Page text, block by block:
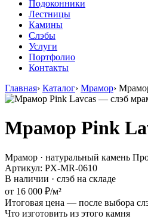
Подоконники
Лестницы
Камины
Слэбы
Услуги
Портфолио
Контакты
Главная› Каталог› Мрамор›
Мрамор Pink
Мрамор · натуральный камень
Артикул: PX-MR-0610
В наличии · слэб на складе
от 16 000 ₽/м²
Итоговая цена — после выбора
Что изготовить из этого камня